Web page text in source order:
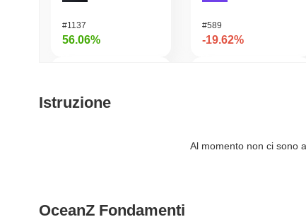
#1137
56.06%
#618
#589
-19.62%
Istruzione
Al momento non ci sono
OceanZ Fondamenti